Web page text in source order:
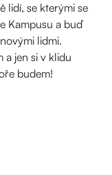
lidí, se kterými se
Kampusu a buď
lidmi.
a jen si v klidu
budem!